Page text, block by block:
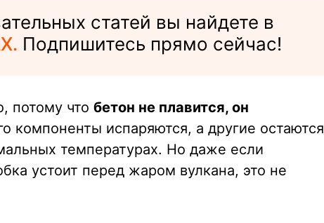
статей вы найдете в
Подпишитесь прямо сейчас!
потому что бетон не плавится, он
компоненты испаряются, а другие остаются
температурах. Но даже если
устоит перед жаром вулкана, это не